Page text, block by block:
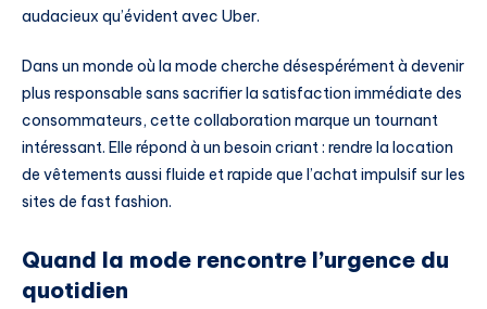
audacieux qu’évident avec Uber.
Dans un monde où la mode cherche désespérément à devenir
plus responsable sans sacrifier la satisfaction immédiate des
consommateurs, cette collaboration marque un tournant
intéressant. Elle répond à un besoin criant : rendre la location
de vêtements aussi fluide et rapide que l’achat impulsif sur les
sites de fast fashion.
Quand la mode rencontre l’urgence du
quotidien